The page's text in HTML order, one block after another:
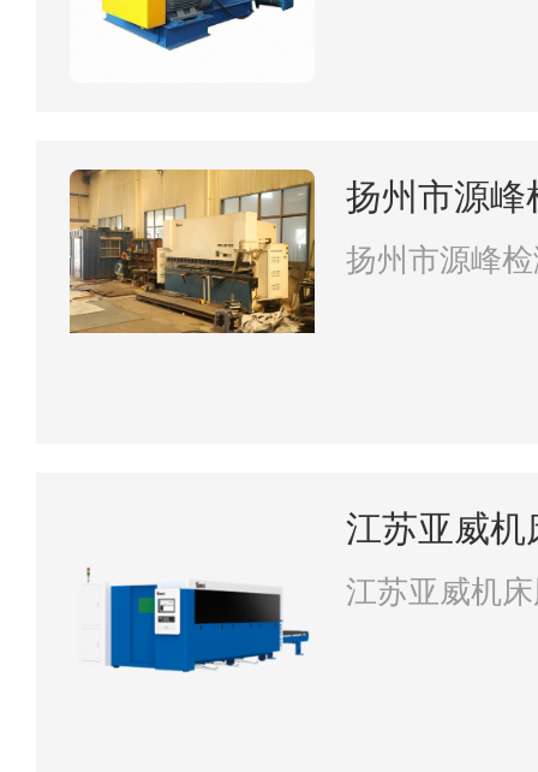
扬州市源峰
扬州市源峰
江苏亚威机
江苏亚威机